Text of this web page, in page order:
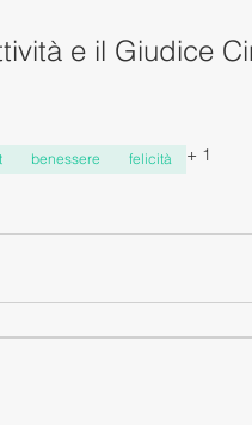
e il Giudice
benessere felicità + 1